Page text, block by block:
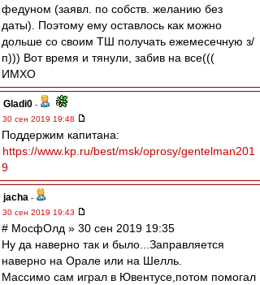
федуном (заявл. по собств. желанию без
даты). Поэтому ему оставлось как можно
дольше со своим ТШ получать ежемесечную з/
п))) Вот время и тянули, забив на все(((
ИМХО
Gladi0 -
30 сен 2019 19:48
Поддержим капитана:
https://www.kp.ru/best/msk/oprosy/gentelman201
9
jacha -
30 сен 2019 19:43
# МосфОлд » 30 сен 2019 19:35
Ну да наверно так и было...Заправляется
наверно на Орале или на Шелль.
Массимо сам играл в Ювентусе,потом помогал